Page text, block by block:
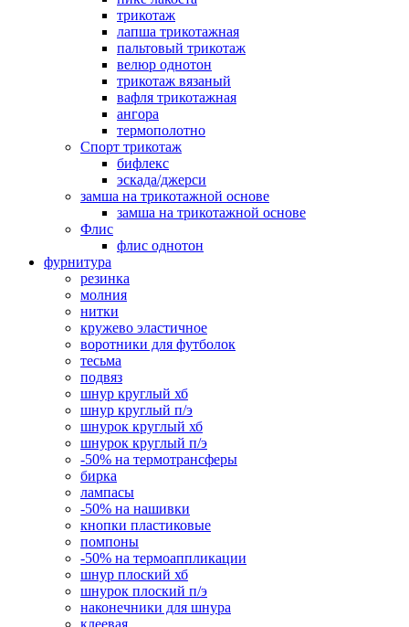
трикотаж
лапша трикотажная
пальтовый трикотаж
велюр однотон
трикотаж вязаный
вафля трикотажная
ангора
термополотно
Спорт трикотаж
бифлекс
эскада/джерси
замша на трикотажной основе
замша на трикотажной основе
Флис
флис однотон
фурнитура
резинка
молния
нитки
кружево эластичное
воротники для футболок
тесьма
подвяз
шнур круглый хб
шнур круглый п/э
шнурок круглый хб
шнурок круглый п/э
-50% на термотрансферы
бирка
лампасы
-50% на нашивки
кнопки пластиковые
помпоны
-50% на термоаппликации
шнур плоский хб
шнурок плоский п/э
наконечники для шнура